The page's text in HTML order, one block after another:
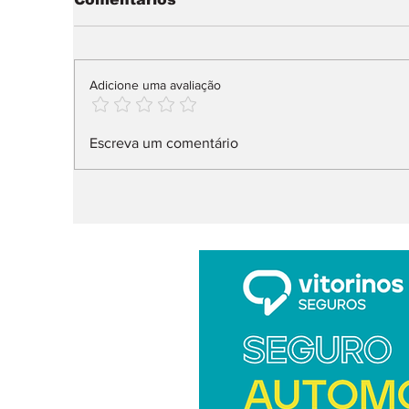
Bugatti Destrier: Bolide
Adicione uma avaliação
Escreva um comentário